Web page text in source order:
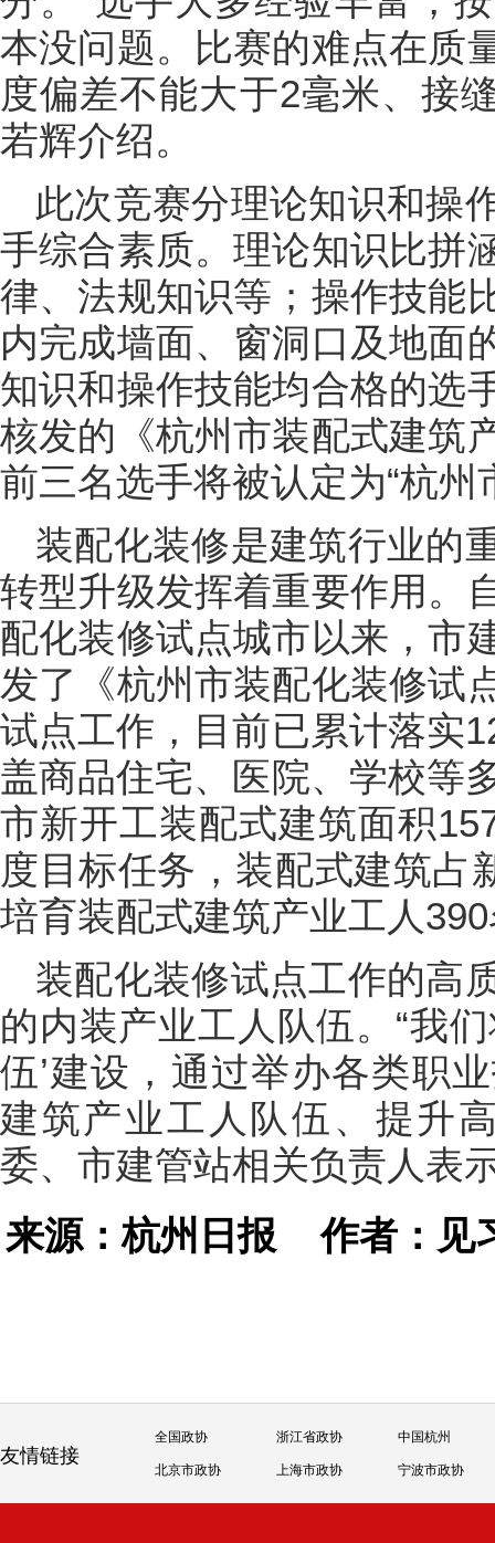
本没问题。比赛的难点在质
度偏差不能大于2毫米、接
若辉介绍。
此次竞赛分理论知识和操
手综合素质。理论知识比拼
律、法规知识等；操作技能
内完成墙面、窗洞口及地面
知识和操作技能均合格的选
核发的《杭州市装配式建筑
前三名选手将被认定为“杭
装配化装修是建筑行业的
转型升级发挥着重要作用。
配化装修试点城市以来，市
发了《杭州市装配化装修试
试点工作，目前已累计落实
盖商品住宅、医院、学校等
市新开工装配式建筑面积
度目标任务，装配式建筑占
培育装配式建筑产业工人
装配化装修试点工作的高
的内装产业工人队伍。“我
伍’建设，通过举办各类职
建筑产业工人队伍、提升
委、市建管站相关负责人表
来源：杭州日报作者：见
友情链接
全国政协 浙江省政协 中国杭州
北京市政协 上海市政协 宁波市政协